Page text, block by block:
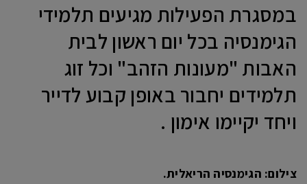
במסגרת הפעילות מגיעים תלמידי
הגימנסיה בכל יום ראשון לבית
האבות "מעונות הזהב" וכל זוג
תלמידים יחבור באופן קבוע לדייר
ויחד יקיימו אימון .
צילום: הגימנסיה הריאלית.